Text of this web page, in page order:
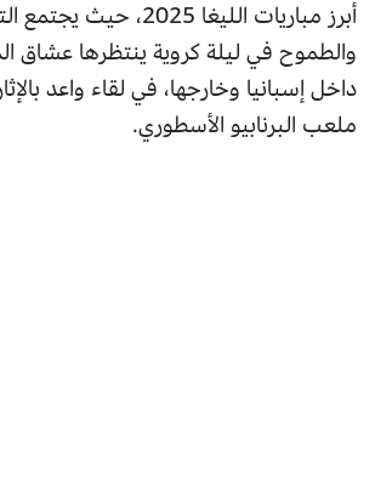
أبرز مباريات الليغا 2025،
والطموح في ليلة كروية ينتظرها عشاق
داخل إسبانيا وخارجها، في لقاء واعد
ملعب البرنابيو الأسطوري.